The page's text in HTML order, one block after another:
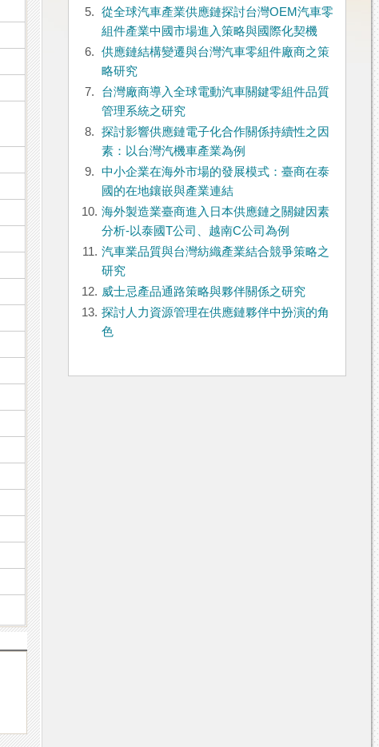
5.
從全球汽車產業供應鏈探討台灣OEM汽車零
組件產業中國市場進入策略與國際化契機
6.
供應鏈結構變遷與台灣汽車零組件廠商之策
略研究
7.
台灣廠商導入全球電動汽車關鍵零組件品質
管理系統之研究
8.
探討影響供應鏈電子化合作關係持續性之因
素：以台灣汽機車產業為例
9.
中小企業在海外市場的發展模式：臺商在泰
國的在地鑲嵌與產業連結
10. 海外製造業臺商進入日本供應鏈之關鍵因素
分析-以泰國T公司、越南C公司為例
11. 汽車業品質與台灣紡織產業結合競爭策略之
研究
12. 威士忌產品通路策略與夥伴關係之研究
13. 探討人力資源管理在供應鏈夥伴中扮演的角
色